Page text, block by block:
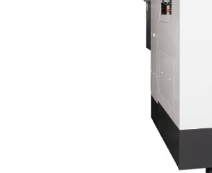
その他の工作機械
立形マシニングセンター